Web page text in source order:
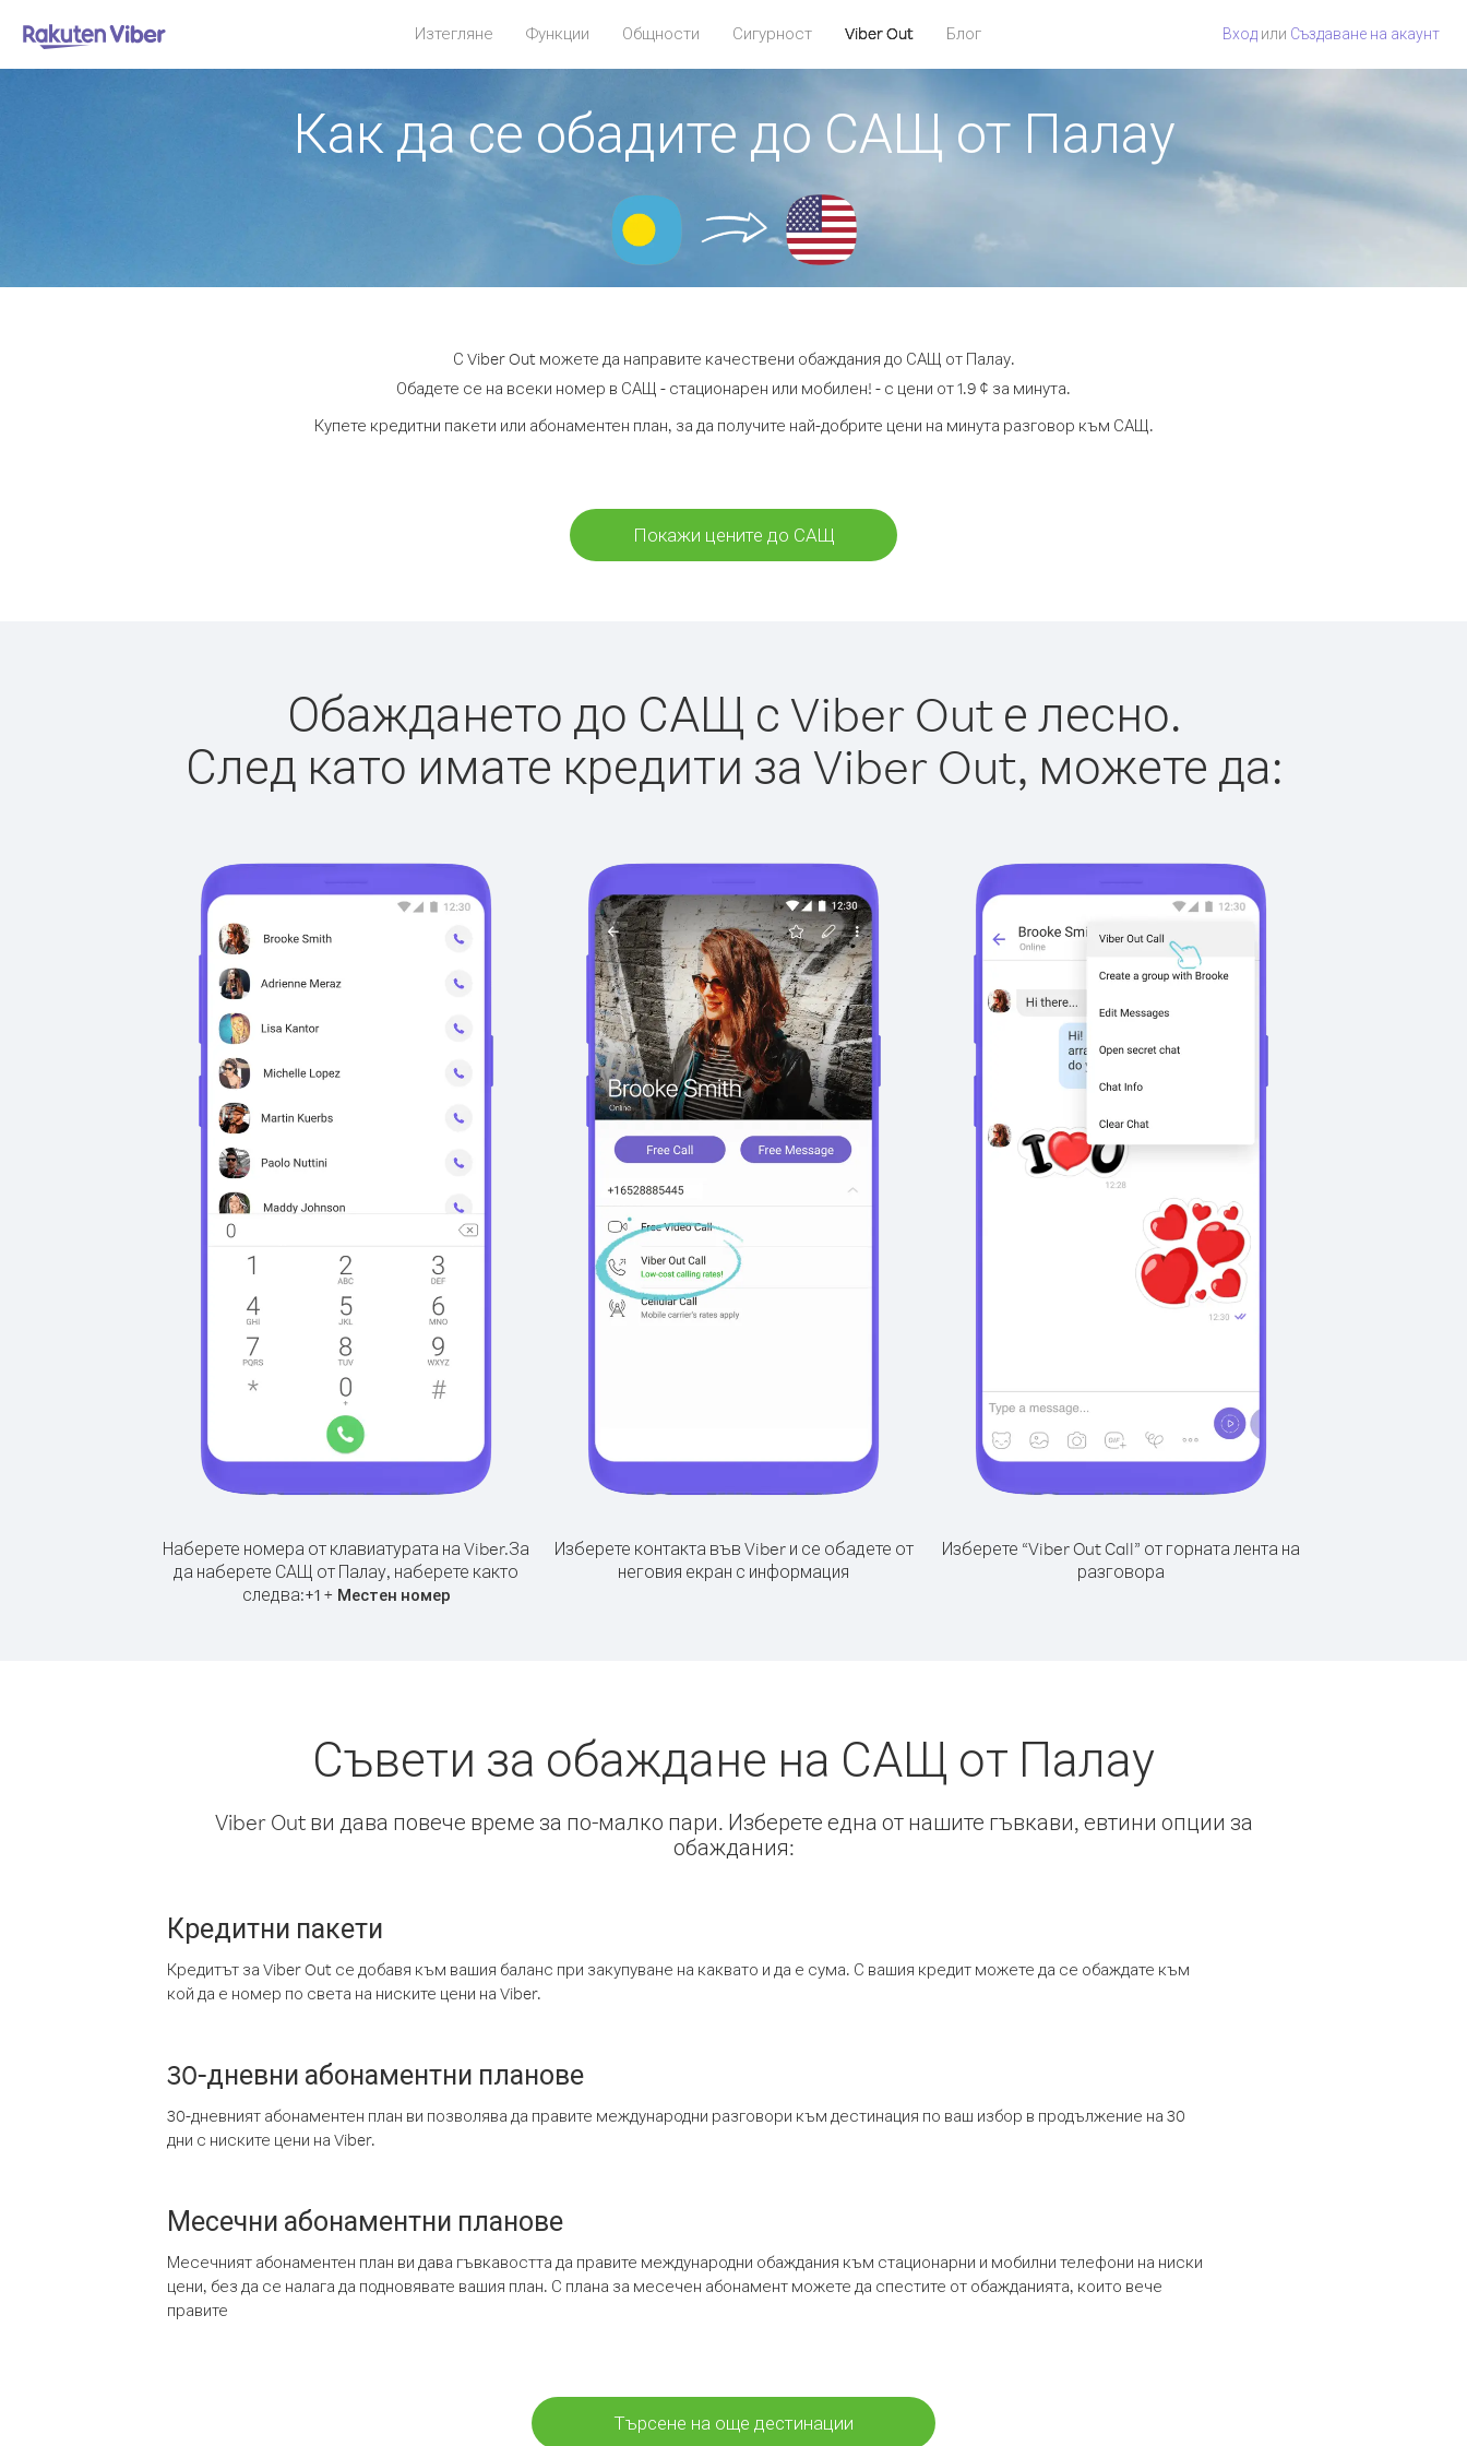
Изтегляне Функции Общности Сигурност Viber Out Блог Вход или Създаване на акаунт
Как да се обадите до САЩ от Палау
С Viber Out можете да направите качествени обаждания до САЩ от Палау.
Обадете се на всеки номер в САЩ - стационарен или мобилен! - с цени от 1.9 ¢ за минута.
Купете кредитни пакети или абонаментен план, за да получите най-добрите цени на минута разговор към САЩ.
Покажи цените до САЩ
Обаждането до САЩ с Viber Out е лесно.
След като имате кредити за Viber Out, можете да:
Наберете номера от клавиатурата на Viber.За
да наберете САЩ от Палау, наберете както
следва:+1+ Местен номер
Изберете контакта във Viber и се обадете от
неговия екран с информация
Изберете “Viber Out Call” от горната лента на
разговора
Съвети за обаждане на САЩ от Палау
Viber Out ви дава повече време за по-малко пари. Изберете една от нашите гъвкави, евтини опции за
обаждания:
Кредитни пакети
Кредитът за Viber Out се добавя към вашия баланс при закупуване на каквато и да е сума. С вашия кредит можете да се обаждате към
кой да е номер по света на ниските цени на Viber.
30-дневни абонаментни планове
30-дневният абонаментен план ви позволява да правите международни разговори към дестинация по ваш избор в продължение на 30
дни с ниските цени на Viber.
Месечни абонаментни планове
Месечният абонаментен план ви дава гъвкавостта да правите международни обаждания към стационарни и мобилни телефони на ниски
цени, без да се налага да подновявате вашия план. С плана за месечен абонамент можете да спестите от обажданията, които вече
правите
Търсене на още дестинации